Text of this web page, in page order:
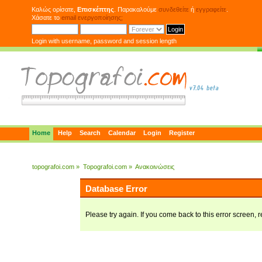
Καλώς ορίσατε, Επισκέπτης . Παρακαλούμε συνδεθείτε ή εγγραφείτε
Χάσατε το email ενεργοποίησης;
Login with username, password and session length
Home Help Search Calendar Login Register
topografoi.com » Topografoi.com» Ανακοινώσεις
Database Error
Please try again. If you come back to this error screen,